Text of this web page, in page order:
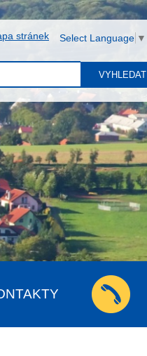
stránek Select Language ▼
VYHLEDAT